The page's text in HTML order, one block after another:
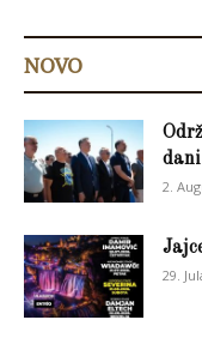
NOVO
2.
29.